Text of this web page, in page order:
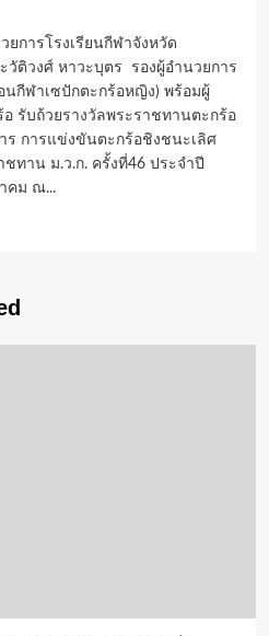
การโรงเรียนกีฬาจังหวัด
ติวงศ์ หาวะบุตร รองผู้อำนวยการ
กีฬาเซปักตะกร้อหญิง) พร้อมผู้
รับถ้วยรางวัลพระราชทานตะกร้อ
ร การแข่งขันตะกร้อชิงชนะเลิศ
ทาน ม.ว.ก. ครั้งที่46 ประจำปี
คม ณ...